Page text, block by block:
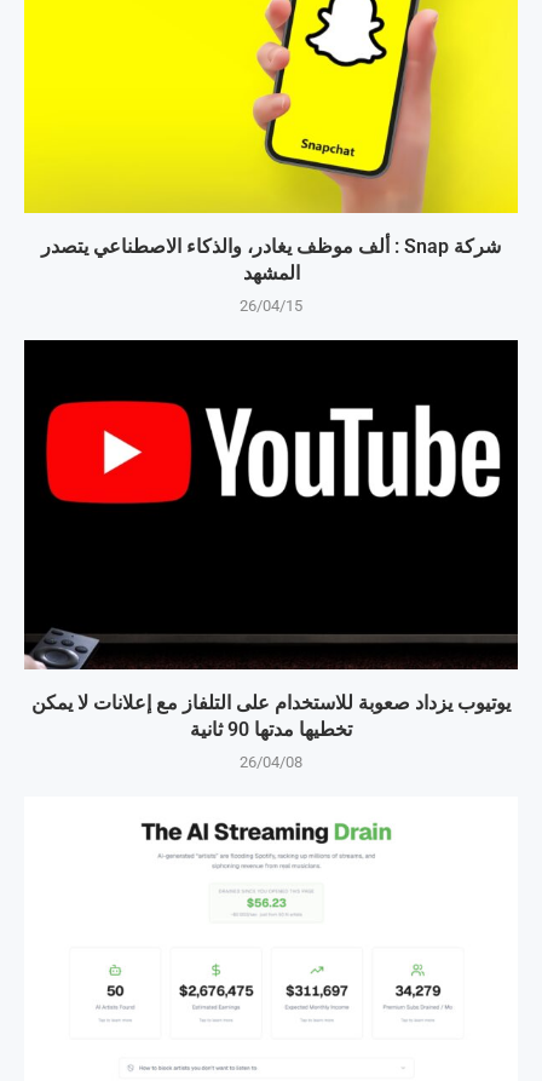
شركة Snap : ألف موظف يغادر، والذكاء الاصطناعي يتصدر
المشهد
26/04/15
يوتيوب يزداد صعوبة للاستخدام على التلفاز مع إعلانات لا يمكن
تخطيها مدتها 90 ثانية
26/04/08